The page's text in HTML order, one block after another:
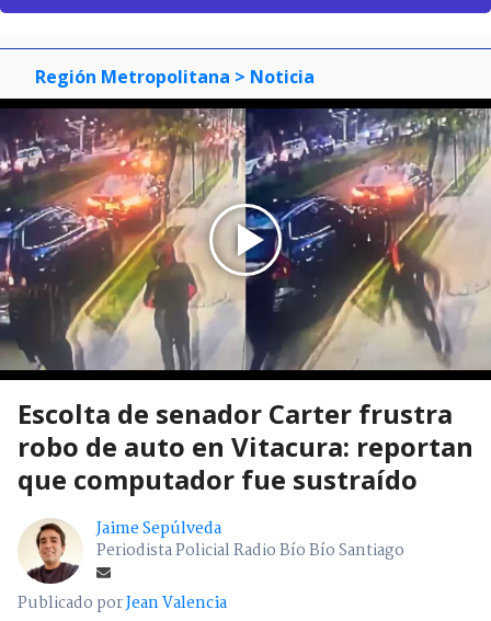
Región Metropolitana > Noticia
Escolta de senador Carter frustra
robo de auto en Vitacura: reportan
que computador fue sustraído
Jaime Sepúlveda
Periodista Policial Radio Bío Bío Santiago
Publicado porJean Valencia